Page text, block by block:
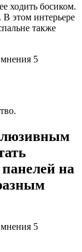
ходить босиком.
В этом интерьере
также
на